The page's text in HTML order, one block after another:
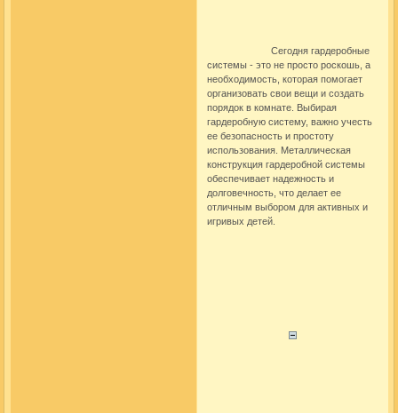
Сегоднягардеробные
системы - это не просто роскошь, а
необходимость, которая помогает
организовать свои вещи и создать
порядок в комнате. Выбирая
гардеробную систему, важно учесть
ее безопасность и простоту
использования. Металлическая
конструкция гардеробной системы
обеспечивает надежность и
долговечность, что делает ее
отличным выбором для активных и
игривых детей.